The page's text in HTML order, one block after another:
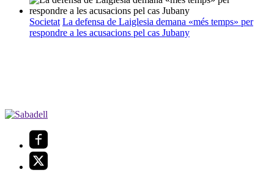
Societat La defensa de Laiglesia demana «més temps» per
respondre a les acusacions pel cas Jubany